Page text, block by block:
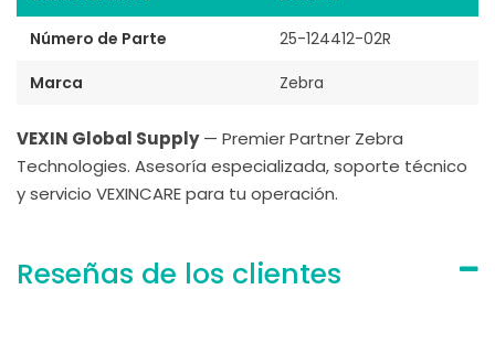
Número de Parte
25-124412-02R
Marca
Zebra
VEXIN Global Supply— Premier Partner Zebra
Technologies. Asesoría especializada, soporte técnico
y servicio VEXINCARE para tu operación.
Reseñas de los clientes